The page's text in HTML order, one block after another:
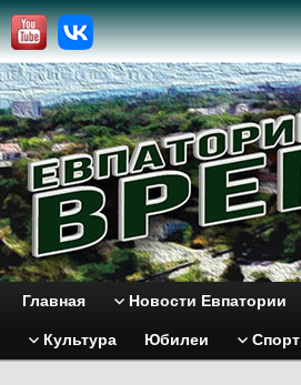
Главная Новости Евпатории
Культура Юбилеи Спорт